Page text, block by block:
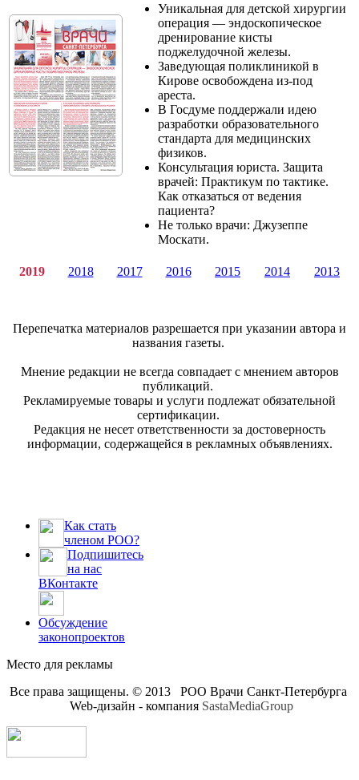
Уникальная для детской хирургии
операция — эндоскопическое
дренирование кисты
поджелудочной железы.
Заведующая поликлиникой в
Кирове освобождена из-под
ареста.
В Госдуме поддержали идею
разработки образовательного
стандарта для медицинских
физиков.
Консультация юриста. Защита
врачей: Практикум по тактике.
Как отказаться от ведения
пациента?
Не только врачи: Джузеппе
Москати.
2019 2018 2017 2016 2015 2014 2013
Перепечатка материалов разрешается при указании автора и
названия газеты.
Мнение редакции не всегда совпадает с мнением авторов
публикаций.
Рекламируемые товары и услуги подлежат обязательной
сертификации.
Редакция не несет ответственности за достоверность
информации, содержащейся в рекламных объявлениях.
Как стать
членом РОО?
Подпишитесь
на нас
ВКонтакте
Обсуждение
законопроектов
Место для рекламы
Все права защищены. © 2013 РОО Врачи Санкт-Петербурга
Web-дизайн - компания SastaMediaGroup